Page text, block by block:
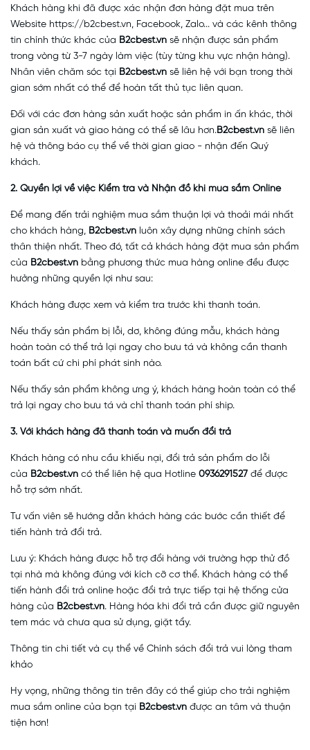
Khách hàng khi đã được xác nhận đơn hàng đặt mua trên
Website https://b2cbest.vn, Facebook, Zalo... và các kênh thông
tin chính thức khác của B2cbest.vn sẽ nhận được sản phẩm
trong vòng từ 3-7 ngày làm việc (tùy từng khu vực nhận hàng).
Nhân viên chăm sóc tại B2cbest.vn sẽ liên hệ với bạn trong thời
gian sớm nhất có thể để hoàn tất thủ tục liên quan.
Đối với các đơn hàng sản xuất hoặc sản phẩm in ấn khác, thời
gian sản xuất và giao hàng có thể sẽ lâu hơn.B2cbest.vn sẽ liên
hệ và thông báo cụ thể về thời gian giao - nhận đến Quý
khách.
2. Quyền lợi về việc Kiểm tra và Nhận đồ khi mua sắm Online
Để mang đến trải nghiệm mua sắm thuận lợi và thoải mái nhất
cho khách hàng, B2cbest.vn luôn xây dựng những chính sách
thân thiện nhất. Theo đó, tất cả khách hàng đặt mua sản phẩm
của B2cbest.vn bằng phương thức mua hàng online đều được
hưởng những quyền lợi như sau:
Khách hàng được xem và kiểm tra trước khi thanh toán.
Nếu thấy sản phẩm bị lỗi, dơ, không đúng mẫu, khách hàng
hoàn toàn có thể trả lại ngay cho bưu tá và không cần thanh
toán bất cứ chi phí phát sinh nào.
Nếu thấy sản phẩm không ưng ý, khách hàng hoàn toàn có thể
trả lại ngay cho bưu tá và chỉ thanh toán phí ship.
3. Với khách hàng đã thanh toán và muốn đổi trả
Khách hàng có nhu cầu khiếu nại, đổi trả sản phẩm do lỗi
của B2cbest.vn có thể liên hệ qua Hotline 0936291527 để được
hỗ trợ sớm nhất.
Tư vấn viên sẽ hướng dẫn khách hàng các bước cần thiết để
tiến hành trả đổi trả.
Lưu ý: Khách hàng được hỗ trợ đổi hàng với trường hợp thử đồ
tại nhà mà không đúng với kích cỡ cơ thể. Khách hàng có thể
tiến hành đổi trả online hoặc đổi trả trực tiếp tại hệ thống cửa
hàng của B2cbest.vn. Hàng hóa khi đổi trả cần được giữ nguyên
tem mác và chưa qua sử dụng, giặt tẩy.
Thông tin chi tiết và cụ thể về Chính sách đổi trả vui lòng tham
khảo
Hy vọng, những thông tin trên đây có thể giúp cho trải nghiệm
mua sắm online của bạn tại B2cbest.vn được an tâm và thuận
tiện hơn!